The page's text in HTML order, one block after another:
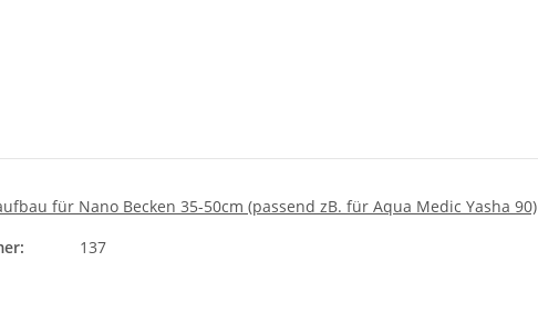
für Nano Becken 35-50cm (passend zB. für Aqua Medic Yasha 90)
137